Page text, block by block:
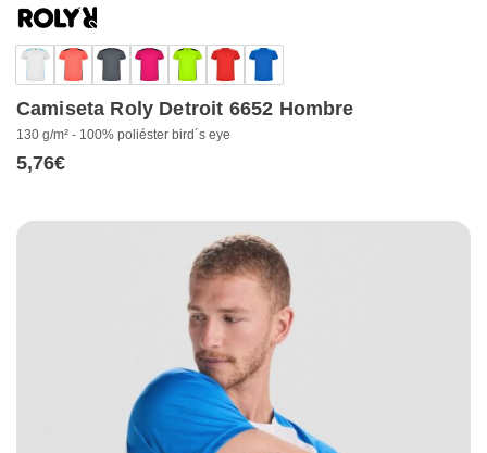
Camiseta Roly Detroit 6652 Hombre
130 g/m² - 100% poliéster bird´s eye
5,76€